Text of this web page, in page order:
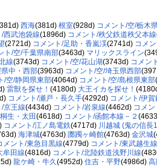
西海(381d) 根室(928d) コメント/空/栃木
/西武池袋線(1896d) コメント/秩父鉄道秩父本線
(2721d) コメント/足助・香嵐渓(2741d) コメ
ト/空/千葉県南部(3463d) マリックスライン
線(3743d) コメント/空/花山湖(3743d) コメン
県中・西部(3963d) コメント/空/埼玉県西部
/空/静岡県東部(4064d) コメント/空/島根県東部
雷獣を探せ！ (4180d) 大王イカを探せ！
コメント/瀬戸・長久手(4292d) コメント/伊
/京王線(4434d) コメント/岩泉線(4462d) コメン
生・太田(4618d) コメント/函館本線－２
コメント/江ノ島電鉄(4717d) 川越城 (鬼の信長
海津城(4763d) 躑躅ヶ崎館(4763d) 金沢城
メント/東急目黒線(4779d) コメント/東武越生線
牟田線(4816d) コメント/北陸鉄道浅野川線
龍ケ崎・牛久 (4952d) 住吉・平野(4986d) 高